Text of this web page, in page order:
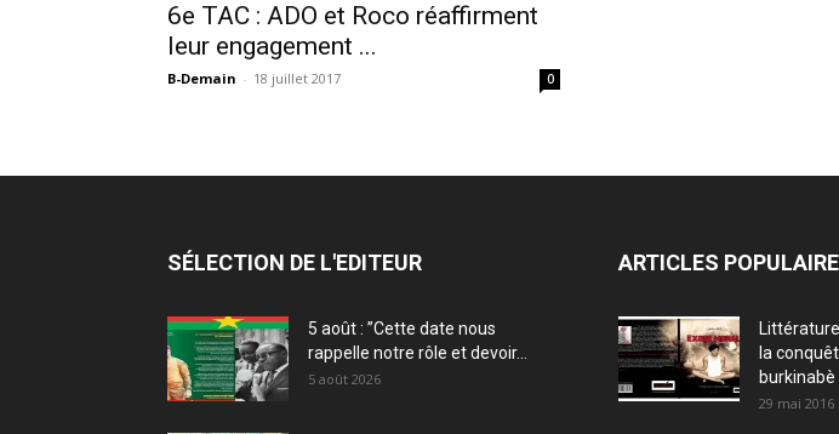
6e TAC : ADO et Roco réaffirment
leur engagement ...
B-Demain - 18 juillet 2017 0
SÉLECTION DE L'EDITEUR
5 août : ”Cette date nous
rappelle notre rôle et devoir...
5 août 2026
ARTICLES
la
burkinabè
29 mai 2016